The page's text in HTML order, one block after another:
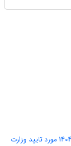
فصلنامه سیاستگذاری پیشرفت شهری در تاریخ 1404/10/16 مورد تایید وزارت